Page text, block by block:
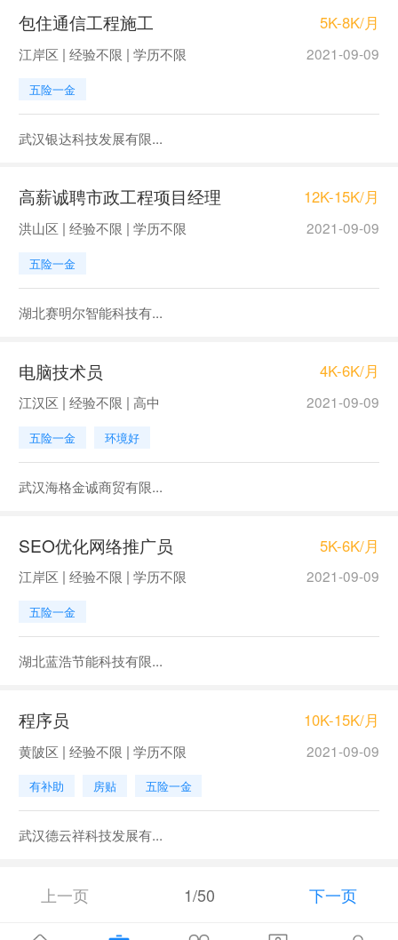
包住通信工程施工 5K-8K/月
江岸区 | 经验不限 | 学历不限 2021-09-09
五险一金
武汉银达科技发展有限...
高薪诚聘市政工程项目经理 12K-15K/月
洪山区 | 经验不限 | 学历不限 2021-09-09
五险一金
湖北赛明尔智能科技有...
电脑技术员 4K-6K/月
江汉区 | 经验不限 | 高中 2021-09-09
五险一金 环境好
武汉海格金诚商贸有限...
SEO优化网络推广员 5K-6K/月
江岸区 | 经验不限 | 学历不限 2021-09-09
五险一金
湖北蓝浩节能科技有限...
程序员 10K-15K/月
黄陂区 | 经验不限 | 学历不限 2021-09-09
有补助 房贴 五险一金
武汉德云祥科技发展有...
上一页 1/50 下一页